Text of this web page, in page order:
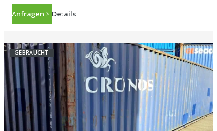
Anfragen Details
GEBRAUCHT